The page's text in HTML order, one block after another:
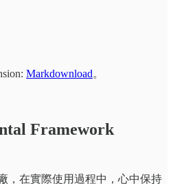
Markdownload。
Framework
，在實際使用過程中，心中保持